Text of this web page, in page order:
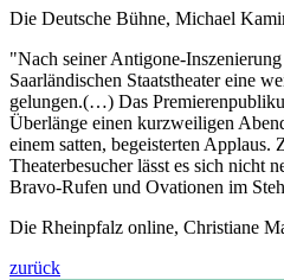
Die Deutsche Bühne, Michael
"Nach seiner Antigone-
Saarländischen Staatstheater eine
gelungen.(…) Das
Überlänge einen kurzweiligen
einem satten, begeisterten Applaus.
Theaterbesucher lässt es sich nicht
Bravo-Rufen und Ovationen im
Die Rheinpfalz online, Christiane
zurück